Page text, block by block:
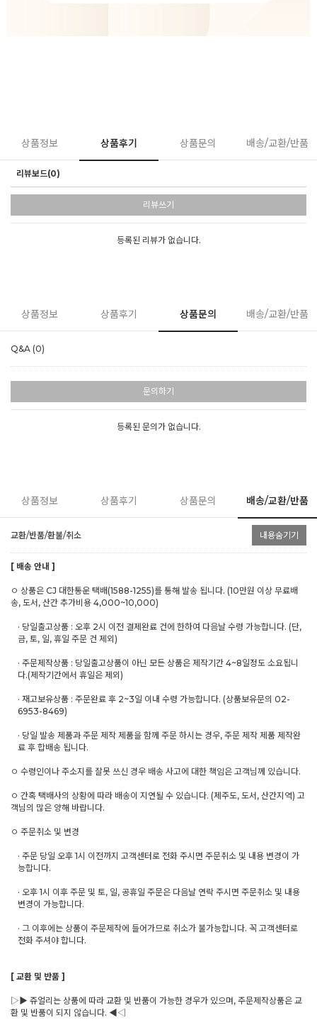
상품정보 상품후기 상품문의 배송/교환/반품
리뷰보드(0)
리뷰쓰기
등록된 리뷰가 없습니다.
상품정보 상품후기 상품문의 배송/교환/반품
Q&A (0)
문의하기
등록된 문의가 없습니다.
상품정보 상품후기 상품문의 배송/교환/반품
교환/반품/환불/취소 내용숨기기
[ 배송 안내 ]
ㅇ 상품은 CJ 대한통운 택배(1588-1255)를 통해 발송 됩니다. (10만원 이상 무료배
송, 도서, 산간 추가비용 4,000~10,000)
· 당일출고상품 : 오후 2시 이전 결제완료 건에 한하여 다음날 수령 가능합니다. (단,
금, 토, 일, 휴일 주문 건 제외)
· 주문제작상품 : 당일출고상품이 아닌 모든 상품은 제작기간 4~8일정도 소요됩니
다.(제작기간에서 휴일은 제외)
· 재고보유상품 : 주문완료 후 2~3일 이내 수령 가능합니다. (상품보유문의 02-
6953-8469)
· 당일 발송 제품과 주문 제작 제품을 함께 주문 하시는 경우, 주문 제작 제품 제작완
료 후 합배송 됩니다.
ㅇ 수령인이나 주소지를 잘못 쓰신 경우 배송 사고에 대한 책임은 고객님께 있습니다.
ㅇ 간혹 택배사의 상황에 따라 배송이 지연될 수 있습니다. (제주도, 도서, 산간지역) 고
객님의 많은 양해 바랍니다.
ㅇ 주문취소 및 변경
· 주문 당일 오후 1시 이전까지 고객센터로 전화 주시면 주문취소 및 내용 변경이 가
능합니다.
· 오후 1시 이후 주문 및 토, 일, 공휴일 주문은 다음날 연락 주시면 주문취소 및 내용
변경이 가능합니다.
· 그 이후에는 상품이 주문제작에 들어가므로 취소가 불가능합니다. 꼭 고객센터로
전화 주셔야 합니다.
[ 교환 및 반품 ]
▷▶ 쥬얼리는 상품에 따라 교환 및 반품이 가능한 경우가 있으며, 주문제작상품은 교
환 및 반품이 되지 않습니다. ◀◁